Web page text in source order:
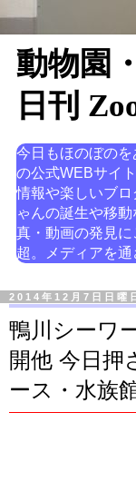
動物園
日刊
今日もほのぼの
の公式WEBサイ
情報や楽しいブ
ゃんの誕生や移
真・動画の発見
超。メディアを通
2014年12月7日日曜日
鴨川シーワ
開他 今日押
ース・水族